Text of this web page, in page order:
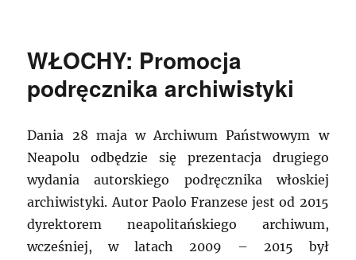
WŁOCHY: Promocja
podręcznika archiwistyki
Dania 28 maja w Archiwum Państwowym w
Neapolu odbędzie się prezentacja drugiego
wydania autorskiego podręcznika włoskiej
archiwistyki. Autor Paolo Franzese jest od 2015
dyrektorem neapolitańskiego archiwum,
wcześniej, w latach 2009 – 2015 był